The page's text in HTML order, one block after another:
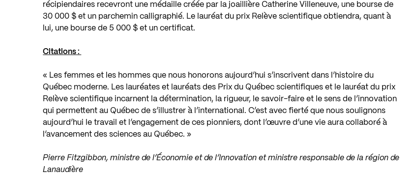
récipiendaires recevront une médaille créée par la joaillière Catherine Villeneuve, une bourse de
30 000 $ et un parchemin calligraphié. Le lauréat du prix Relève scientifique obtiendra, quant à
lui, une bourse de 5 000 $ et un certificat.
Citations :
« Les femmes et les hommes que nous honorons aujourd’hui s’inscrivent dans l’histoire du
Québec moderne. Les lauréates et lauréats des Prix du Québec scientifiques et le lauréat du prix
Relève scientifique incarnent la détermination, la rigueur, le savoir-faire et le sens de l’innovation
qui permettent au Québec de s’illustrer à l’international. C’est avec fierté que nous soulignons
aujourd’hui le travail et l’engagement de ces pionniers, dont l’œuvre d’une vie aura collaboré à
l’avancement des sciences au Québec. »
Pierre Fitzgibbon, ministre de l’Économie et de l’Innovation et ministre responsable de la région de
Lanaudière